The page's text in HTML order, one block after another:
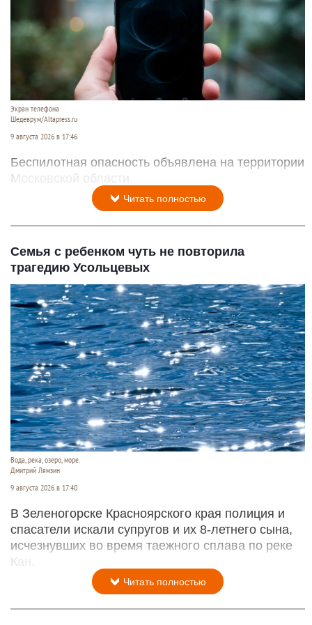
Экран телефона
Шедеврум/Altapress.ru
9 августа 2026 в 17:46
Беспилотная опасность объявлена на территории
Московской области.
Читать полностью
Семья с ребенком чуть не повторила
трагедию Усольцевых
Вода, река, озеро, море.
Дмитрий Лямзин
9 августа 2026 в 17:40
В Зеленогорске Красноярского края полиция и
спасатели искали супругов и их 8-летнего сына,
исчезнувших во время таежного сплава по реке
Кан.
Читать полностью